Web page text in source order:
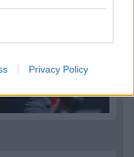
Privacy Policy